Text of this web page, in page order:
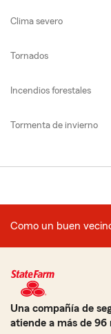
Clima severo
Tornados
Incendios forestales
Tormenta de invierno
Como un buen
Una compañía de
atiende a más de